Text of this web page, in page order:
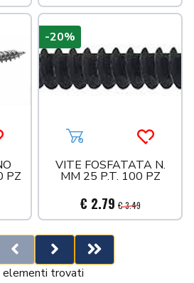
più tardi
PZ
Aggiungi al carrello
VITE FOSFATATA N.
MM 25 P.T. 100 PZ
€ 2.79 € 3.49
-20%
Previous
trovati
NextLast